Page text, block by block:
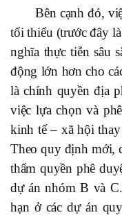
Bên cạnh đó,
tối thiểu (trước đây
nghĩa thực tiễn sâu
động lớn hơn cho
là chính quyền địa
việc lựa chọn và
kinh tế – xã hội
Theo quy định mới,
thẩm quyền phê
dự án nhóm B và
hạn ở các dự án